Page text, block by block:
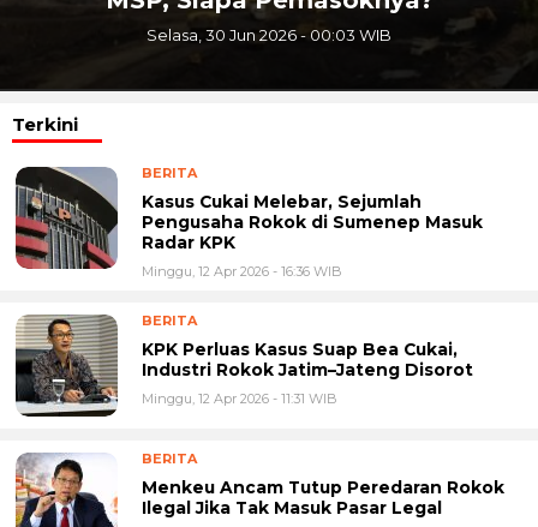
Selasa, 30 Jun 2026 - 00:03 WIB
Terkini
BERITA
Kasus Cukai Melebar, Sejumlah
Pengusaha Rokok di Sumenep Masuk
Radar KPK
Minggu, 12 Apr 2026 - 16:36 WIB
BERITA
KPK Perluas Kasus Suap Bea Cukai,
Industri Rokok Jatim–Jateng Disorot
Minggu, 12 Apr 2026 - 11:31 WIB
BERITA
Menkeu Ancam Tutup Peredaran Rokok
Ilegal Jika Tak Masuk Pasar Legal